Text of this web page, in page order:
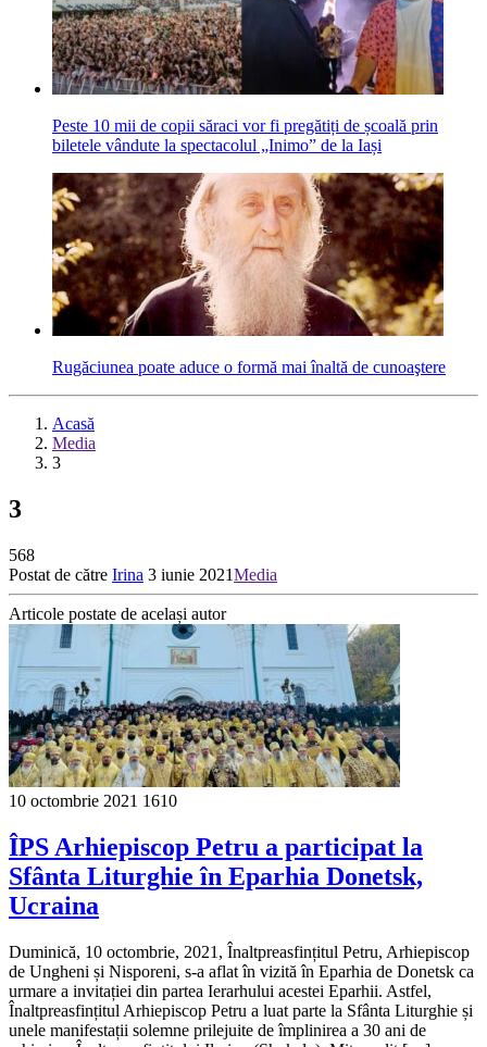
Peste 10 mii de copii săraci vor fi pregătiți de școală prin
biletele vândute la spectacolul „Inimo” de la Iași
Rugăciunea poate aduce o formă mai înaltă de cunoaştere
Acasă
Media
3
3
568
Postat de către Irina 3 iunie 2021Media
Articole postate de același autor
10 octombrie 2021 1610
ÎPS Arhiepiscop Petru a participat la
Sfânta Liturghie în Eparhia Donetsk,
Ucraina
Duminică, 10 octombrie, 2021, Înaltpreasfințitul Petru, Arhiepiscop
de Ungheni și Nisporeni, s-a aflat în vizită în Eparhia de Donetsk ca
urmare a invitației din partea Ierarhului acestei Eparhii. Astfel,
Înaltpreasfințitul Arhiepiscop Petru a luat parte la Sfânta Liturghie și
unele manifestații solemne prilejuite de împlinirea a 30 ani de